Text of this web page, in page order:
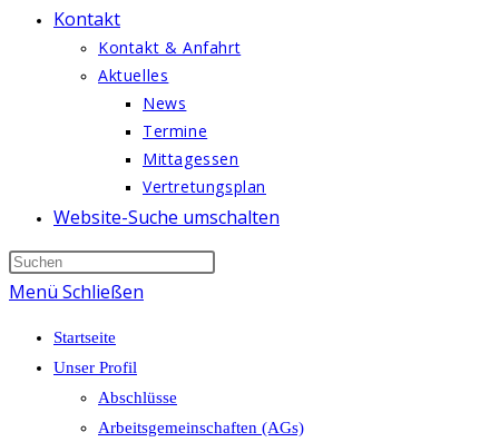
Kontakt
Kontakt & Anfahrt
Aktuelles
News
Termine
Mittagessen
Vertretungsplan
Website-Suche umschalten
Menü Schließen
Startseite
Unser Profil
Abschlüsse
Arbeitsgemeinschaften (AGs)